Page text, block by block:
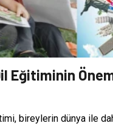
Eğitiminin
bireylerin dünya ile